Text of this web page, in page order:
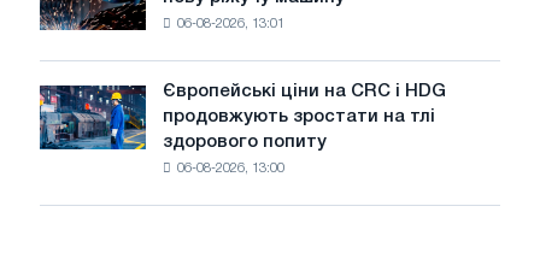
на
літнє
уповільнення
зростання
цін
в
нову
ріжучу
машину
06-08-2026, 13:01
Європейські
ціни
на
Європейські ціни на CRC і HDG
продовжують зростати на тлі
здорового попиту
06-08-2026, 13:00